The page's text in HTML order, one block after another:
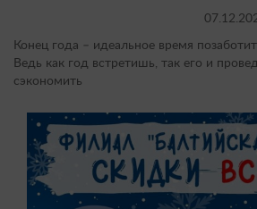
Конец года – идеальное время
Ведь как год встретишь, так его и
сэкономить